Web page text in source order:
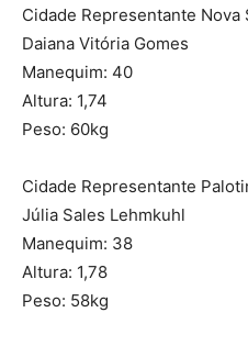
Cidade Representante Nova
Daiana Vitória Gomes
Manequim: 40
Altura: 1,74
Peso: 60kg
Cidade Representante
Júlia Sales Lehmkuhl
Manequim: 38
Altura: 1,78
Peso: 58kg